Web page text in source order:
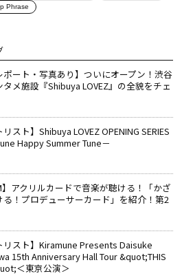
Phrase
ポート・写真あり】ついにオープン！渋谷
タメ施設『Shibuya LOVEZ』の全貌をチェ
リスト】Shibuya LOVEZ OPENING SERIES
Happy Summer Tune－
】アクリルカードで音楽が聴ける！「かざ
る！プロデューサーカード」を紹介！第2
リスト】Kiramune Presents Daisuke
15th Anniversary Hall Tour &quot;THIS
＜東京公演＞